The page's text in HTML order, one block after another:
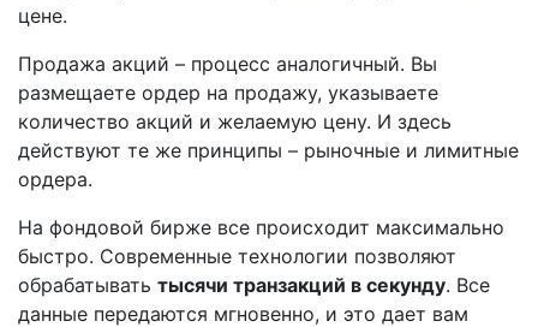
цене.
Продажа акций – процесс аналогичный. Вы
размещаете ордер на продажу, указываете
количество акций и желаемую цену. И здесь
действуют те же принципы – рыночные и лимитные
ордера.
На фондовой бирже все происходит максимально
быстро. Современные технологии позволяют
обрабатывать тысячи транзакций в секунду. Все
данные передаются мгновенно, и это дает вам